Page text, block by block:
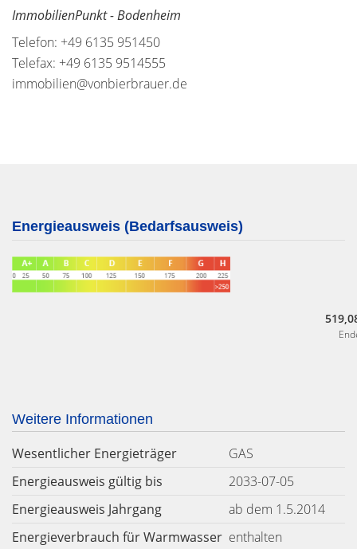
ImmobilienPunkt - Bodenheim
Telefon: +49 6135 951450
Telefax: +49 6135 9514555
immobilien@vonbierbrauer.de
Energieausweis (Bedarfsausweis)
Weitere Informationen
Wesentlicher Energieträger
GAS
Energieausweis gültig bis
2033-07-05
Energieausweis Jahrgang
ab dem 1.5.2014
Energieverbrauch für Warmwasser enthalten